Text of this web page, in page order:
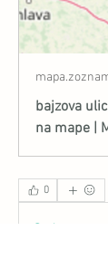
bajzova
na mape |
0
Scrie un